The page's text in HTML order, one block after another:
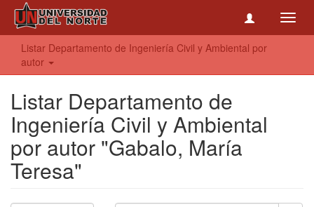
Listar Departamento de Ingeniería Civil y Ambiental por
autor
Listar Departamento de
Ingeniería Civil y Ambiental
por autor "Gabalo, María
Teresa"